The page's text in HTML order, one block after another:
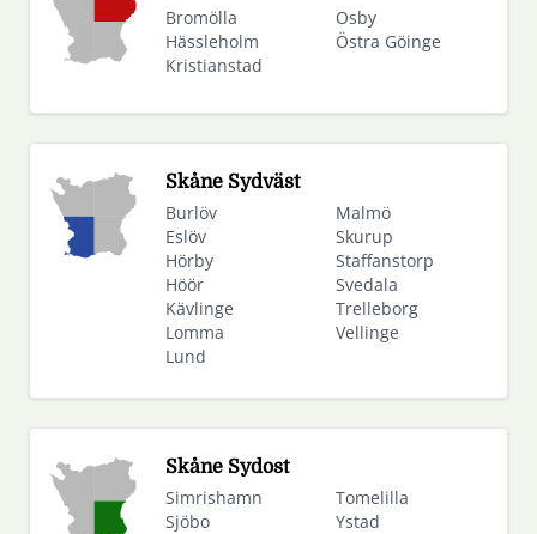
Bromölla
Hässleholm
Kristianstad
Osby
Östra Göinge
Skåne Sydväst
Burlöv
Eslöv
Hörby
Höör
Kävlinge
Lomma
Lund
Malmö
Skurup
Staffanstorp
Svedala
Trelleborg
Vellinge
Skåne Sydost
Simrishamn
Sjöbo
Tomelilla
Ystad